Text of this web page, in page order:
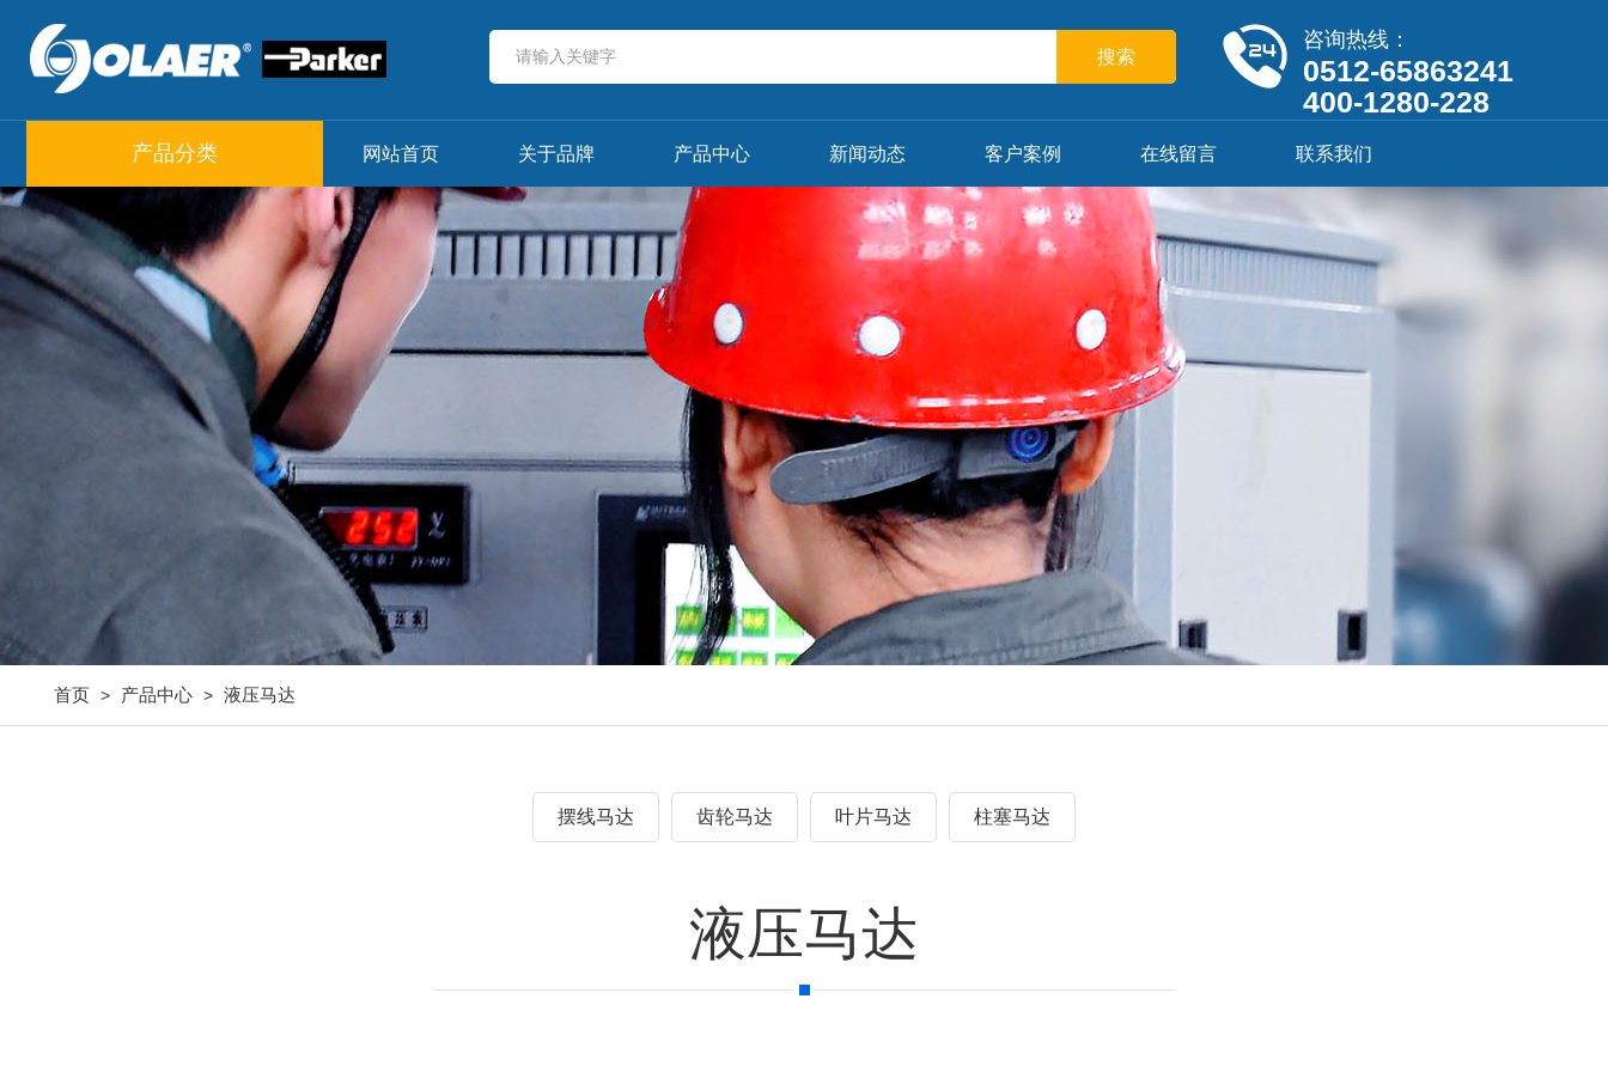
咨询热线：
0512-65863241
400-1280-228
产品分类 网站首页 关于品牌 产品中心 新闻动态 客户案例 在线留言 联系我们
首页 > 产品中心 > 液压马达
摆线马达 齿轮马达 叶片马达 柱塞马达
液压马达